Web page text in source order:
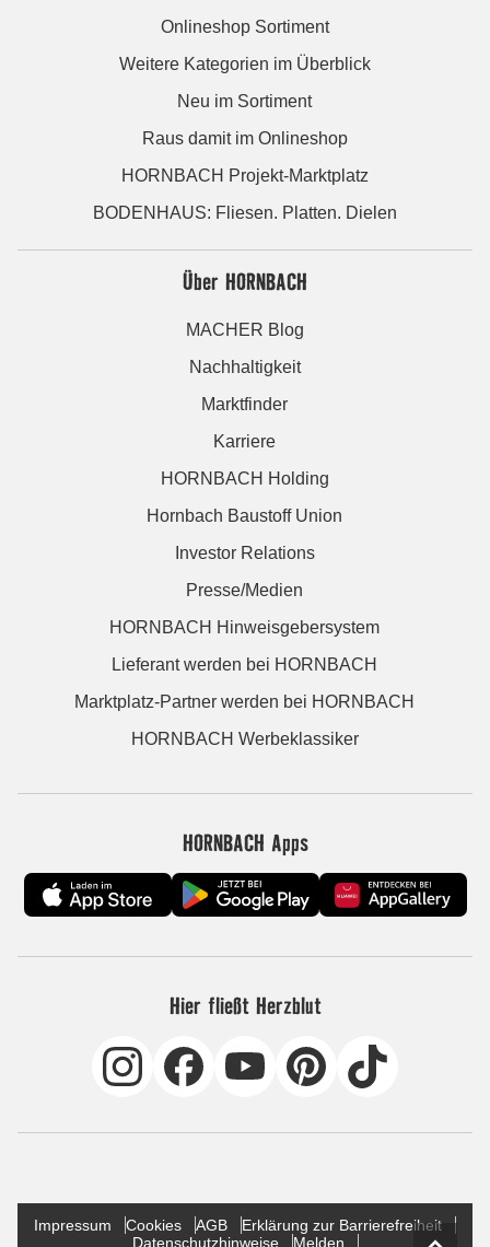
Onlineshop Sortiment
Weitere Kategorien im Überblick
Neu im Sortiment
Raus damit im Onlineshop
HORNBACH Projekt-Marktplatz
BODENHAUS: Fliesen. Platten. Dielen
Über HORNBACH
MACHER Blog
Nachhaltigkeit
Marktfinder
Karriere
HORNBACH Holding
Hornbach Baustoff Union
Investor Relations
Presse/Medien
HORNBACH Hinweisgebersystem
Lieferant werden bei HORNBACH
Marktplatz-Partner werden bei HORNBACH
HORNBACH Werbeklassiker
HORNBACH Apps
Hier fließt Herzblut
Impressum Cookies AGB
Erklärung zur Barrierefreiheit
Datenschutzhinweise
Melden